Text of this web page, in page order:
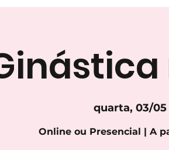
quarta, 03/05
Online ou Presencial | A